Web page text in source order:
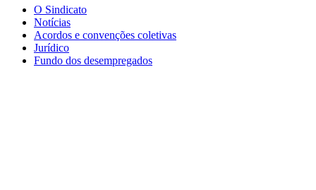
São
Paulo
Sindicato
O Sindicato
Notícias
Acordos e convenções coletivas
Jurídico
Fundo dos desempregados